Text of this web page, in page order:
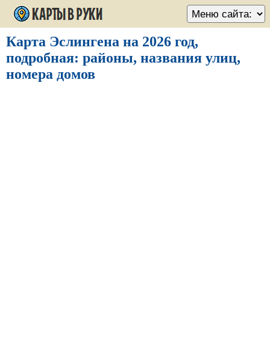
Карта Эслингена на 2026 год,
подробная: районы, названия улиц,
номера домов